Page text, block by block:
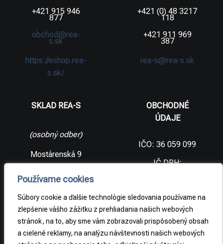
Používame cookies
Súbory cookie a ďalšie technológie sledovania používame na
zlepšenie vášho zážitku z prehliadania našich webových
stránok, na to, aby sme vám zobrazovali prispôsobený obsah
a cielené reklamy, na analýzu návštevnosti našich webových
+421 915 946
877
obchod@rea-
s.sk
https://eshop.rea-
s.sk/
+421 (0) 48 3217
118
+421 911 969
387
rea-s@rea-s.sk
SKLAD REA-S
(osobný odber)
Mostárenská 9
republika
OBCHODNÉ
ÚDAJE
IČO: 36 059 099
IČ DPH:
2021733065
PRÁVNE
INFORMÁCIE